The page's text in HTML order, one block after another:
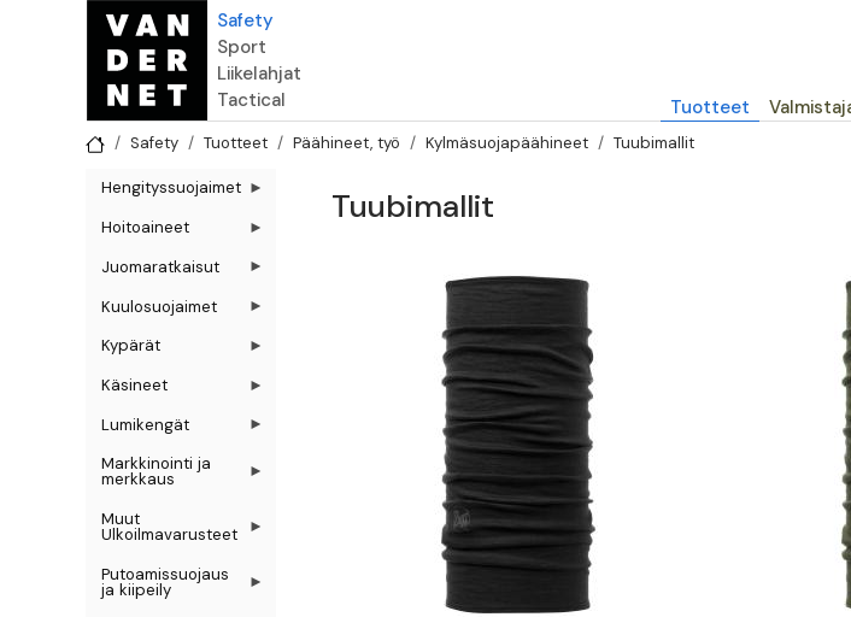
Hyppää pääsisältöön
Safety
Sport
Liikelahjat
Tactical
Päävalikko
Tuotteet
Safety Tuotteet Päähineet, työ Kylmäsuojapäähineet Tuubimallit
Tuubimallit
Hengityssuojaimet
Hoitoaineet
Juomaratkaisut
Kuulosuojaimet
Kypärät
Käsineet
Lumikengät
Markkinointi ja
merkkaus
Muut
Ulkoilmavarusteet
Putoamissuojaus
ja kiipeily